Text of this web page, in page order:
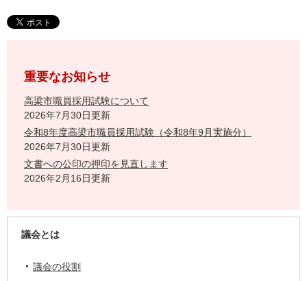
重要なお知らせ
高梁市職員採用試験について
2026年7月30日更新
令和8年度高梁市職員採用試験（令和8年9月実施分）
2026年7月30日更新
文書への公印の押印を見直します
2026年2月16日更新
議会とは
議会の役割